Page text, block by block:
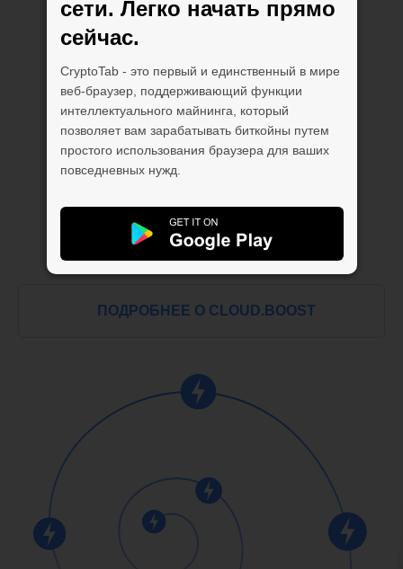
сети. Легко начать прямо
сейчас.
CryptoTab - это первый и единственный в мире
веб-браузер, поддерживающий функции
интеллектуального майнинга, который
позволяет вам зарабатывать биткойны путем
простого использования браузера для ваших
повседневных нужд.
ПОДРОБНЕЕ О CLOUD.BOOST